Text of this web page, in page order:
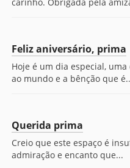
Feliz aniversário, prima
Hoje é um dia especial,
ao mundo e a bênção que
Querida prima
Creio que este espaço é
admiração e encanto que...